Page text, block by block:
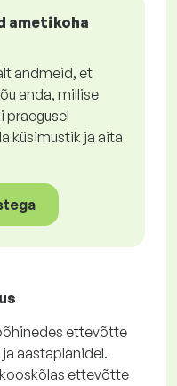
ametikoha
andmeid, et
anda, millise
praegusel
küsimustik ja aita
ettevõtte
aastaplanidel.
ettevõtte